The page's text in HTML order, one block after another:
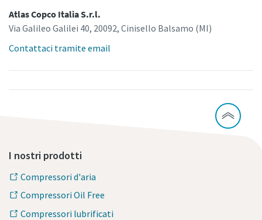
Atlas Copco Italia S.r.l.
Via Galileo Galilei 40, 20092, Cinisello Balsamo (MI)
Contattaci tramite email
I nostri prodotti
Compressori d'aria
Compressori Oil Free
Compressori lubrificati